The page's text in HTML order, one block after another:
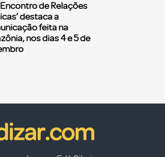
Encontro de Relações
destaca a
feita na
nos dias 4 e 5 de